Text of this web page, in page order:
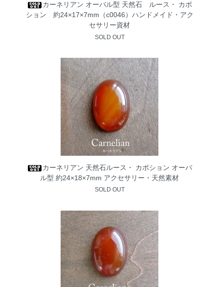
カーネリアン オーバル型 天然石 ルース・ カボ
ション 約24×17×7mm（c0046）ハンドメイド・アク
セサリー資材
SOLD OUT
カーネリアン 天然石ルース・ カボション オーバ
ル型 約24×18×7mm アクセサリー・天然素材
SOLD OUT